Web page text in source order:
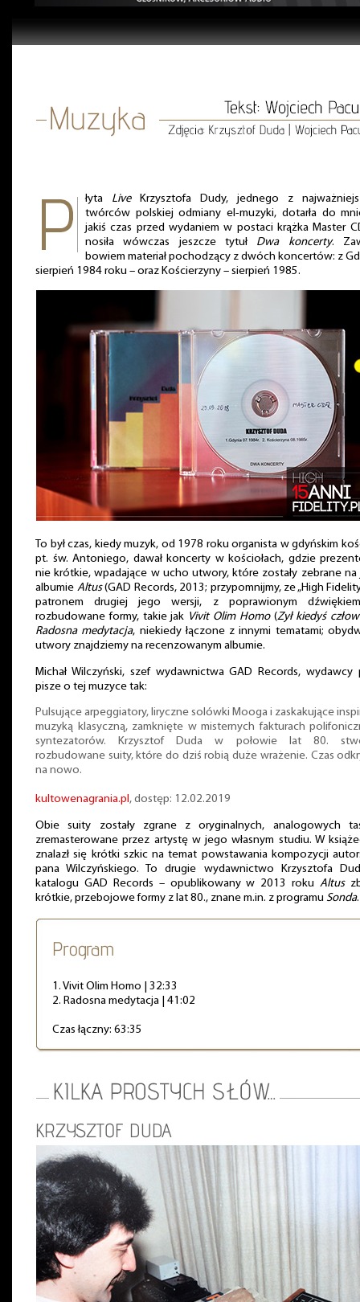
łyta LiveKrzysztofa Dudy, jednego z
twórców polskiej odmiany el-muzyki, dotarła do
jakiś czas przed wydaniem w postaci krążka Master
nosiła wówczas jeszcze tytuł Dwa koncerty.
bowiem materiał pochodzący z dwóch koncertów: z
sierpień 1984 roku – oraz Kościerzyny – sierpień 1985.
To był czas, kiedy muzyk, od 1978 roku organista w gdyńskim
pt. św. Antoniego, dawał koncerty w kościołach, gdzie
nie krótkie, wpadające w ucho utwory, które zostały zebrane
albumie Altus(GAD Records, 2013; przypomnijmy, ze „High
patronem drugiej jego wersji, z poprawionym
rozbudowane formy, takie jak Vivit Olim Homo(Zył kiedyś
Radosna medytacja, niekiedy łączone z innymi tematami;
utwory znajdziemy na recenzowanym albumie.
Michał Wilczyński, szef wydawnictwa GAD Records, wydawcy
pisze o tej muzyce tak:
Pulsujące arpeggiatory, liryczne solówki Mooga i zaskakujące
muzyką klasyczną, zamknięte w misternych fakturach
syntezatorów. Krzysztof Duda w połowie lat 80.
rozbudowane suity, które do dziś robią duże wrażenie. Czas
na nowo.
kultowenagrania.pl, dostęp: 12.02.2019
Obie suity zostały zgrane z oryginalnych, analogowych
zremasterowane przez artystę w jego własnym studiu. W
znalazł się krótki szkic na temat powstawania kompozycji
pana Wilczyńskiego. To drugie wydawnictwo Krzysztofa
katalogu GAD Records – opublikowany w 2013 rokuAltus
krótkie, przebojowe formy z lat 80., znane m.in. z programu Sonda.
Program
1. Vivit Olim Homo | 32:33
2. Radosna medytacja | 41:02
Czas łączny: 63:35
KRZYSZTOF DUDA